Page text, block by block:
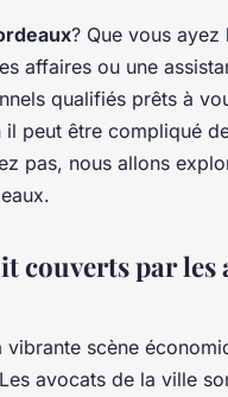
? Que vous
affaires ou une
qualifiés prêts à
peut être compliqué
pas, nous allons
couverts par les
scène
avocats de la ville